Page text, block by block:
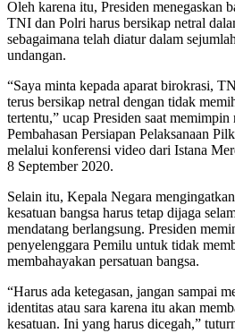
Oleh karena itu, Presiden menegaskan
TNI dan Polri harus bersikap netral
sebagaimana telah diatur dalam
undangan.
“Saya minta kepada aparat birokrasi,
terus bersikap netral dengan tidak
tertentu,” ucap Presiden saat
Pembahasan Persiapan Pelaksanaan
melalui konferensi video dari Istana
8 September 2020.
Selain itu, Kepala Negara
kesatuan bangsa harus tetap dijaga
mendatang berlangsung. Presiden
penyelenggara Pemilu untuk tidak
membahayakan persatuan bangsa.
“Harus ada ketegasan, jangan sampai
identitas atau sara karena itu akan
kesatuan. Ini yang harus dicegah,”